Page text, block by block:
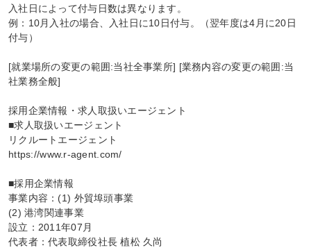
入社日によって付与日数は異なります。
例：10月入社の場合、入社日に10日付与。（翌年度は4月に20日
付与）
[就業場所の変更の範囲:当社全事業所] [業務内容の変更の範囲:当
社業務全般]
採用企業情報・求人取扱いエージェント
■求人取扱いエージェント
リクルートエージェント
https://www.r-agent.com/
■採用企業情報
事業内容：(1) 外貿埠頭事業
(2) 港湾関連事業
設立：2011年07月
代表者：代表取締役社長 植松 久尚